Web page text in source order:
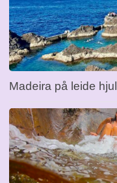
Madeira på leide